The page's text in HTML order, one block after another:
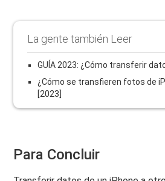
La gente también Leer
GUÍA 2023: ¿Cómo transferir
¿Cómo se transfieren fotos de
[2023]
Para Concluir